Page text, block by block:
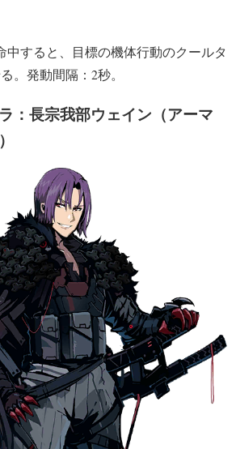
中すると、目標の機体行動のクールタ
。発動間隔：2秒。
：長宗我部ウェイン（アーマ